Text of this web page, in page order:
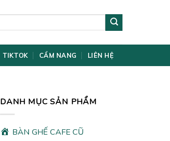
TIKTOK CẨM NANG LIÊN HỆ
DANH MỤC SẢN PHẨM
BÀN GHẾ CAFE CŨ